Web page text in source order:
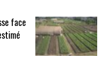
face